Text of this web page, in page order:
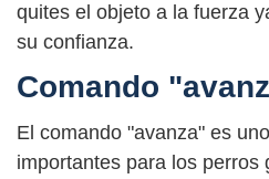
quites el objeto a la fuerza
su confianza.
Comando
El comando "avanza" es
importantes para los perros